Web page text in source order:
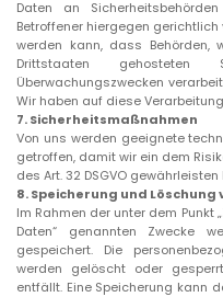
Daten an
Betroffener hiergegen
werden kann, dass Behörden,
Drittstaaten
Überwachungszwecken
Wir haben auf diese
7.Sicherheitsmaßnahmen
Von uns werden geeignete
getroffen, damit wir ein dem
des Art. 32 DSGVO gewährleisten
8.Speicherung und Löschung
Im Rahmen der unter dem Punkt
Daten“ genannten Zwecke
gespeichert. Die
werden gelöscht oder
entfällt. Eine Speicherung kann